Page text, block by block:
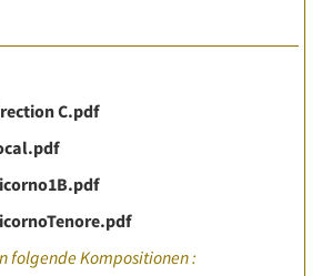
C.pdf
folgende Kompositionen :